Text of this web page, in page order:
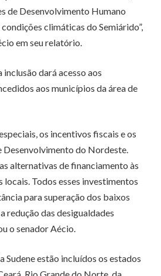
de Desenvolvimento Humano
climáticas do Semiárido”,
em seu relatório.
inclusão dará acesso aos
aos municípios da área de
os incentivos fiscais e os
Desenvolvimento do Nordeste.
alternativas de financiamento às
Todos esses investimentos
para superação dos baixos
redução das desigualdades
o senador Aécio.
Sudene estão incluídos os estados